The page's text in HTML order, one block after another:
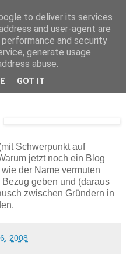
das startup Blog
Schwerpunkt auf
jetzt noch ein Blog
der Name vermuten
geben und (daraus
zwischen Gründern in
2008
to deliver its services
and user-agent are
and security
generate usage
abuse.
GOT IT